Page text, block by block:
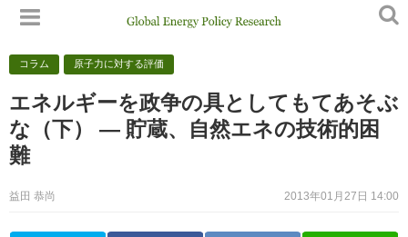
コラム 原子力に対する評価
エネルギーを政争の具としてもてあそぶ
な（下） — 貯蔵、自然エネの技術的困
難
2013年01月27日 14:00
益田 恭尚